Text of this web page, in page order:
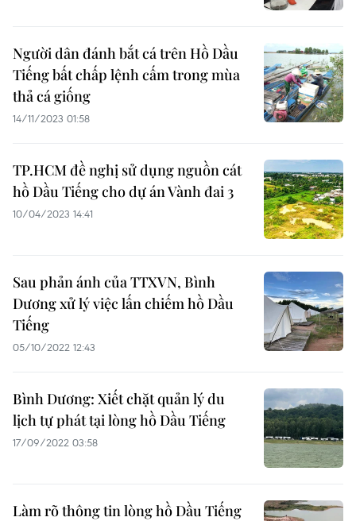
Người dân đánh bắt cá trên Hồ Dầu
Tiếng bất chấp lệnh cấm trong mùa
thả cá giống
14/11/2023 01:58
TP.HCM đề nghị sử dụng nguồn cát
hồ Dầu Tiếng cho dự án Vành đai 3
10/04/2023 14:41
Sau phản ánh của TTXVN, Bình
Dương xử lý việc lấn chiếm hồ Dầu
Tiếng
05/10/2022 12:43
Bình Dương: Xiết chặt quản lý du
lịch tự phát tại lòng hồ Dầu Tiếng
17/09/2022 03:58
Làm rõ thông tin lòng hồ Dầu Tiếng